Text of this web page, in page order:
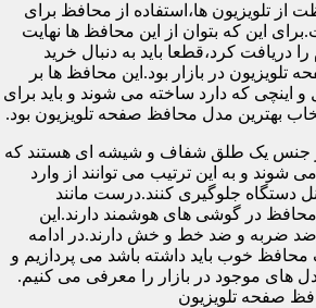
تلویزیون ها،استفاده از محافظ برای
این که بتوان از این محافظ ها نهایت
را دریافت کرد،قطعا باید به دنبال خرید
در بازار بود.این محافظ ها بر
و اینچی که دارد ساخته می شوند و باید برای
بهترین مدل محافظ صفحه تلویزیون بود.
از جنس یک طلق شفاف و شیشه ای هستند که
شوند و به این ترتیب می توانند از وارد
دستگاه جلوگیری کنند.درست مانند
در گوشی های هوشمند دارند.این
ضربه و ضد خط و خش دارند.در ادامه
محافظ خوب باید داشته باشد می پردازیم و
های موجود در بازار را معرفی می کنیم.
صفحه تلویزیون